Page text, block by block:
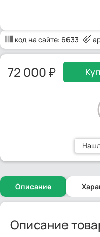
код на сайте: 6633
72 000
Описание
Описание